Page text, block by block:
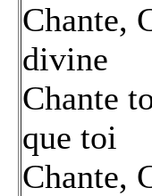
Chante,
divine
Chante
que toi
Chante,